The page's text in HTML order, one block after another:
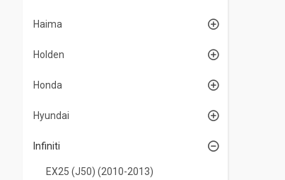
Haima
Holden
Honda
Hyundai
Infiniti
EX25 (J50) (2010-2013)